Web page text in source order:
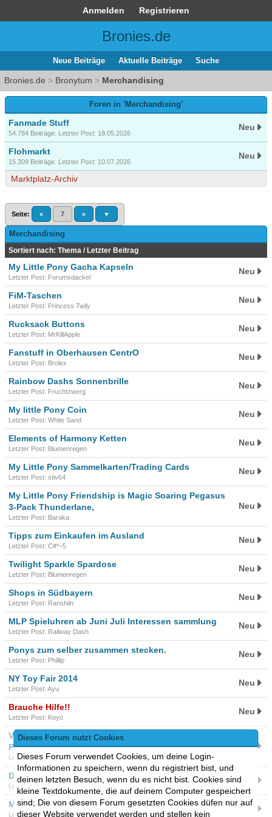
Anmelden Registrieren
Bronies.de
Neue Beiträge Aktuelle Beiträge Suche
Bronies.de > Bronytum > Merchandising
Dieses Forum nutzt Cookies
Dieses Forum verwendet Cookies, um deine Login-
Informationen zu speichern, wenn du registriert bist, und
deinen letzten Besuch, wenn du es nicht bist. Cookies sind
kleine Textdokumente, die auf deinem Computer gespeichert
sind; Die von diesem Forum gesetzten Cookies düfen nur auf
dieser Website verwendet werden und stellen kein
Foren in 'Merchandising'
Fanmade Stuff
54.784 Beiträge. Letzter Post: 18.05.2026
Neu
Flohmarkt
15.309 Beiträge. Letzter Post: 10.07.2026
Neu
Marktplatz-Archiv
Seite: « 7 » ▼
Merchandising
Sortiert nach: Thema / Letzter Beitrag
My Little Pony Gacha Kapseln
Letzter Post: Forumsdackel
Neu
FiM-Taschen
Letzter Post: Princess Twily
Neu
Rucksack Buttons
Letzter Post: MrKillApple
Neu
Fanstuff in Oberhausen CentrO
Letzter Post: Brolex
Neu
Rainbow Dashs Sonnenbrille
Letzter Post: Fruchtzwerg
Neu
My little Pony Coin
Letzter Post: White Sand
Neu
Elements of Harmony Ketten
Letzter Post: Blumenregen
Neu
My Little Pony Sammelkarten/Trading Cards
Letzter Post: stiv64
Neu
My Little Pony Friendship is Magic Soaring Pegasus
3-Pack Thunderlane,
Letzter Post: Baraka
Neu
Tipps zum Einkaufen im Ausland
Letzter Post: C#*~5
Neu
Twilight Sparkle Spardose
Letzter Post: Blumenregen
Neu
Shops in Südbayern
Letzter Post: Ranshiin
Neu
MLP Spieluhren ab Juni Juli Interessen sammlung
Letzter Post: Railway Dash
Neu
Ponys zum selber zusammen stecken.
Letzter Post: Phillip
Neu
NY Toy Fair 2014
Letzter Post: Ayu
Neu
Brauche Hilfe!!
Letzter Post: Koyo
Neu
Vorstellung Nr. 2 - AnimeShop Stuttgart 2014 My Little
Pony Merchandise
Letzter Post: BlackCherry
Neu
DVD / Blu Ray auf Französisch?
Letzter Post: Primatery
Neu
Malblock bei Lidl
Letzter Post: Applejacky
Neu